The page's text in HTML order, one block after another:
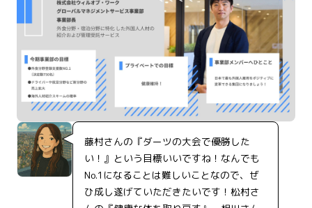
藤村さんの『ダーツの大会で優勝した
い！』という目標いいですね！なんでも
No.1になることは難しいことなので、ぜ
ひ成し遂げていただきたいです！松村さ